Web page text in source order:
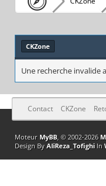
CKZone
Une recherche invalide
Contact CKZone
Moteur MyBB, © 2002-2026
Design By AliReza_TofighiIn